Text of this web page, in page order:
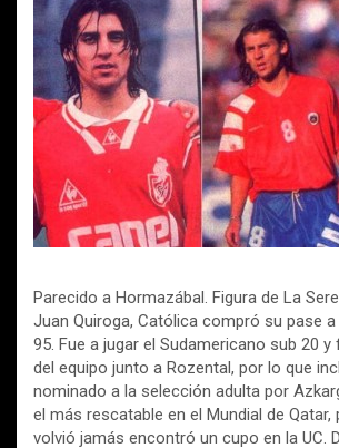
Parecido a Hormazábal. Figura de La
Juan Quiroga, Católica compró su pase
95. Fue a jugar el Sudamericano sub 20
del equipo junto a Rozental, por lo que
nominado a la selección adulta por
el más rescatable en el Mundial de Qatar,
volvió jamás encontró un cupo en la UC.